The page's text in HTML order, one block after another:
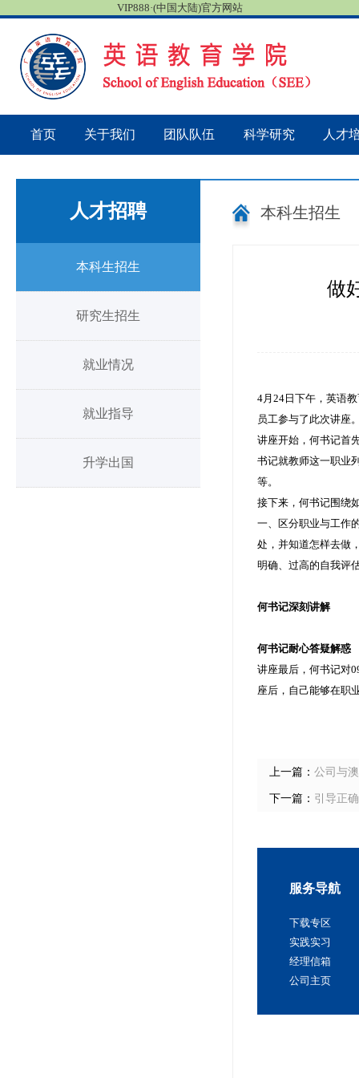
VIP888·(中国大陆)官方网站
首页 关于我们 团队队伍 科学研究 人才
人才招聘
本科生招生
研究生招生
就业情况
就业指导
升学出国
本科生招生
做
4月24日下午，英语
员工参与了此次讲座
讲座开始，何书记首
书记就教师这一职业
等。
接下来，何书记围绕
一、区分职业与工作
处，并知道怎样去做
明确、过高的自我评
何书记深刻讲解
何书记耐心答疑解惑
讲座最后，何书记对
座后，自己能够在职
上一篇： 公司与
下一篇： 引导正
服务导航
下载专区
实践实习
经理信箱
公司主页